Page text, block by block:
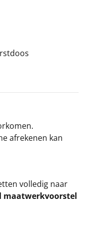
afrekenen kan
volledig naar
maatwerkvoorstel